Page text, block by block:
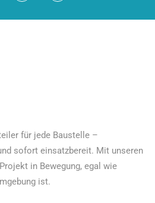
für jede Baustelle –
sofort einsatzbereit. Mit unseren
in Bewegung, egal wie
ist.